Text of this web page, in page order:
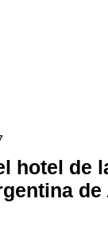
hotel de
de